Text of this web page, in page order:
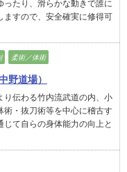
ったり、滑らかな動きで誰に
ますので、安全確実に修得可
柔術／体術
道場）
り伝わる竹内流武道の内、小
術・抜刀術等を中心に稽古す
て自らの身体能力の向上と